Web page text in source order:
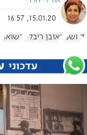
15.01.20, 16:57
יד ושם ראובן ריבלין השואה